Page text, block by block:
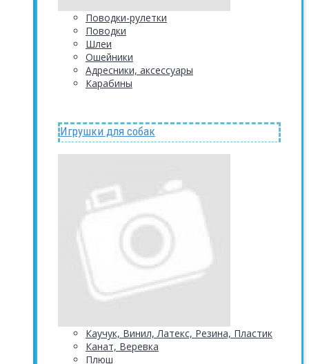
Поводки-рулетки
Поводки
Шлеи
Ошейники
Адресники, аксессуары
Карабины
Игрушки для собак
Каучук, Винил, Латекс, Резина, Пластик
Канат, Веревка
Плюш